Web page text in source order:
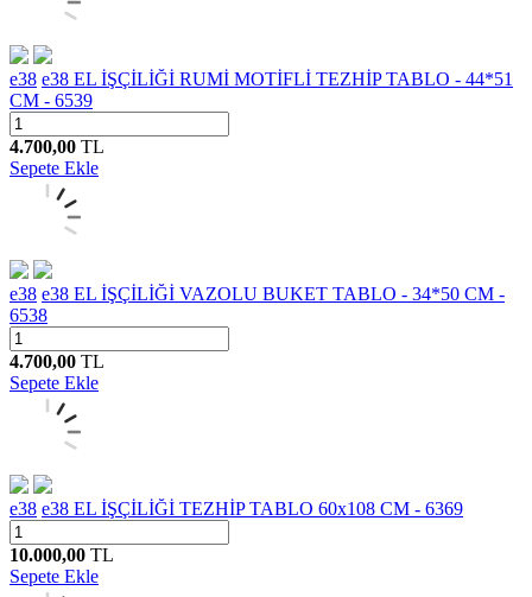
e38 e38 EL İŞÇİLİĞİ RUMİ MOTİFLİ TEZHİP TABLO - 44*51
CM - 6539
4.700,00 TL
Sepete Ekle
e38 e38 EL İŞÇİLİĞİ VAZOLU BUKET TABLO - 34*50 CM -
6538
4.700,00 TL
Sepete Ekle
e38 e38 EL İŞÇİLİĞİ TEZHİP TABLO 60x108 CM - 6369
10.000,00 TL
Sepete Ekle